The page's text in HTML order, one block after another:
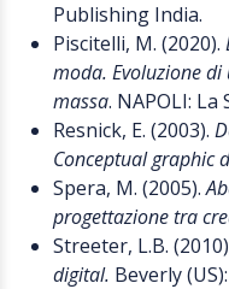
Publishing India.
Piscitelli, M. (2020).
moda. Evoluzione
massa. NAPOLI: La
Resnick, E. (2003).
Conceptual graphic
Spera, M. (2005).
progettazione tra
Streeter, L.B.
digital. Beverly